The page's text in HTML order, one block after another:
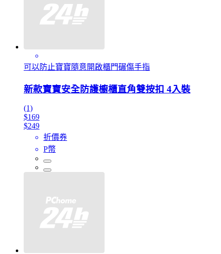
可以防止寶寶隨意開啟櫃門碾傷手指
新款寶寶安全防護櫥櫃直角雙按扣 4入裝
(1)
$169
$249
折價券
P幣